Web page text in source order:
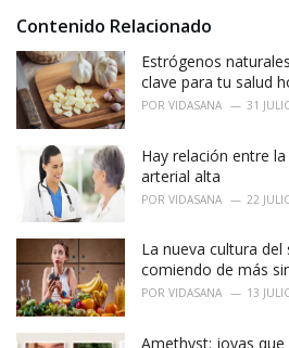
i
s
Contenido Relacionado
Estrógenos
clave para tu salud
POR VIDASANA 31
Hay relación entre
arterial alta
POR VIDASANA 22
La nueva cultura del
comiendo de más
POR VIDASANA 13
Amethyst: joyas que